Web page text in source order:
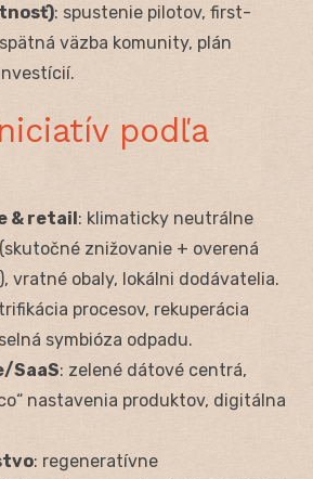
: spustenie pilotov, first-
väzba komunity, plán
podľa
& retail: klimaticky neutrálne
znižovanie + overená
vratné obaly, lokálni dodávatelia.
procesov, rekuperácia
symbióza odpadu.
SaaS: zelené dátové centrá,
nastavenia produktov, digitálna
: regeneratívne